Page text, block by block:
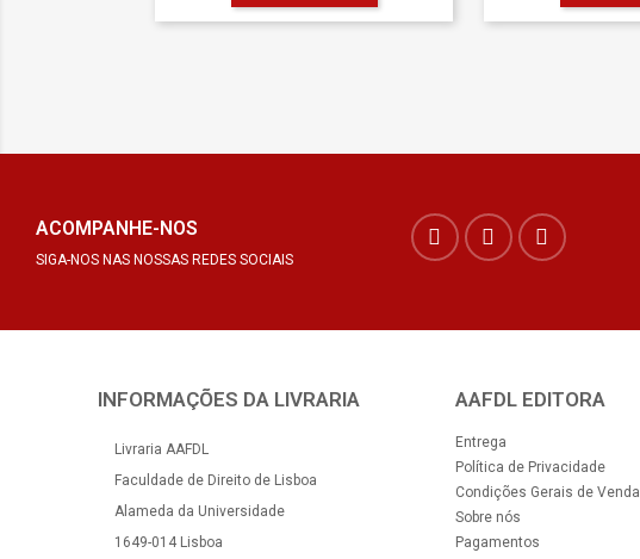
ACOMPANHE-NOS
SIGA-NOS NAS NOSSAS REDES SOCIAIS
INFORMAÇÕES DA LIVRARIA
Livraria AAFDL
Faculdade de Direito de Lisboa
Alameda da Universidade
1649-014 Lisboa
AAFDL EDITORA
Entrega
Política de Privacidade
Condições Gerais de Venda
Sobre nós
Pagamentos